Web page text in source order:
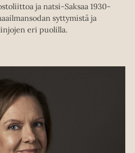
ja natsi-Saksaa 1930-
syttymistä ja
eri puolilla.